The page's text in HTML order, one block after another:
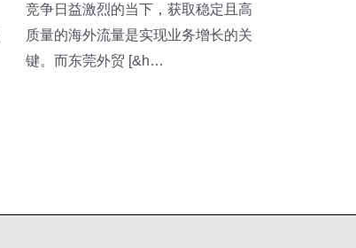
竞争日益激烈的当下，获取稳定且高
质量的海外流量是实现业务增长的关
键。而东莞外贸 [&h…